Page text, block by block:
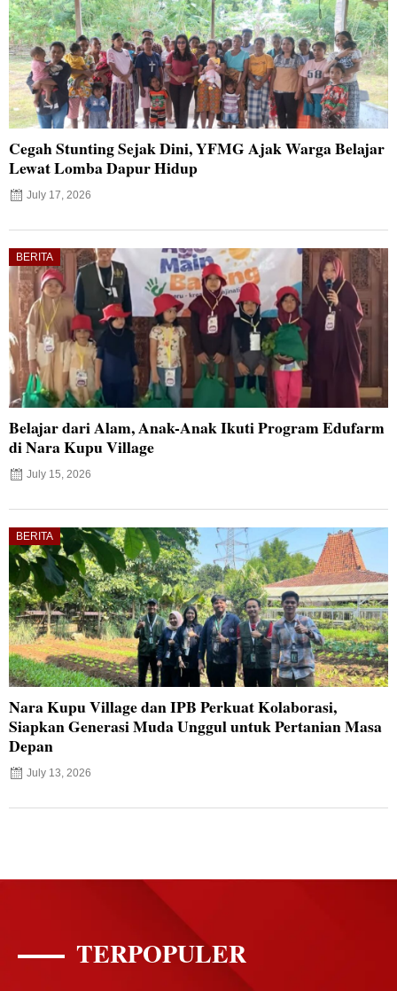
Cegah Stunting Sejak Dini, YFMG Ajak Warga Belajar
Lewat Lomba Dapur Hidup
July 17, 2026
BERITA
Belajar dari Alam, Anak-Anak Ikuti Program Edufarm
di Nara Kupu Village
July 15, 2026
BERITA
Nara Kupu Village dan IPB Perkuat Kolaborasi,
Siapkan Generasi Muda Unggul untuk Pertanian Masa
Depan
July 13, 2026
TERPOPULER